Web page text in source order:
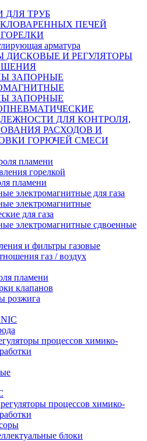
ДЛЯ ТРУБ
ПЕЧЕЙ
арматура
ДИСКОВЫЕ И РЕГУЛЯТОРЫ
ЗАПОРНЫЕ
ЗАПОРНЫЕ
ДЛЯ КОНТРОЛЯ,
РАСХОДОВ И
ГОРЮЧЕЙ СМЕСИ
пламени
горелкой
пламени
электромагнитные для газа
электромагнитные
для газа
электромагнитные сдвоенные
и фильтры газовые
газ / воздух
пламени
клапанов
розжига
процессов химико-
процессов химико-
блоки